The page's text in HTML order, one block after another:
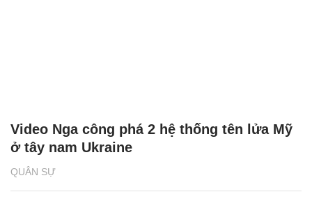
QUÂN SỰ
Video Nga công phá 2 hệ thống tên lửa Mỹ
ở tây nam Ukraine